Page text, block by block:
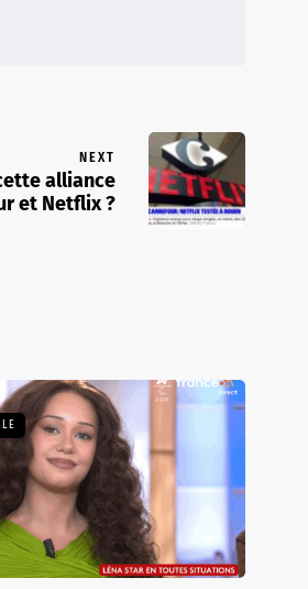
NEXT
alliance
et Netflix ?